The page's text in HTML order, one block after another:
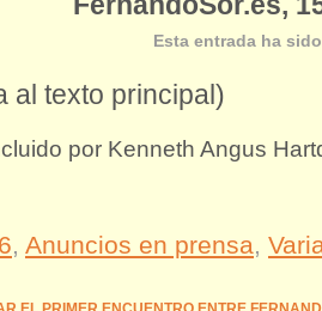
Esta entrada ha
al texto principal)
por Kenneth Angus
, Anuncios en prensa,